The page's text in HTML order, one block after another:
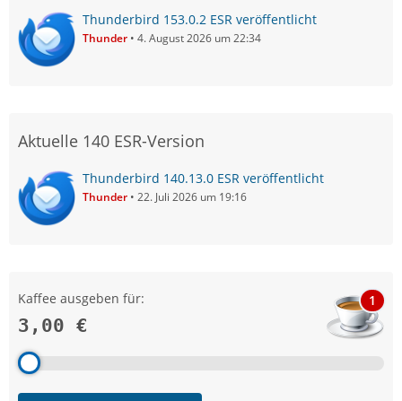
Thunderbird 153.0.2 ESR veröffentlicht
Thunder 4. August 2026 um 22:34
Aktuelle 140 ESR-Version
Thunderbird 140.13.0 ESR veröffentlicht
Thunder 22. Juli 2026 um 19:16
Kaffee ausgeben für:
3,00 €
1